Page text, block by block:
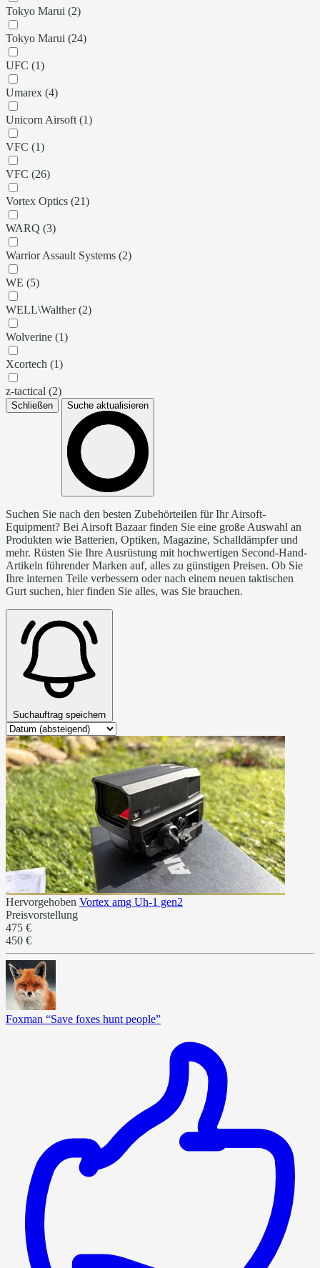
Tokyo Marui (2)
Tokyo Marui (24)
UFC (1)
Umarex (4)
Unicorn Airsoft (1)
VFC (1)
VFC (26)
Vortex Optics (21)
WARQ (3)
Warrior Assault Systems (2)
WE (5)
WELL\Walther (2)
Wolverine (1)
Xcortech (1)
z-tactical (2)
Schließen Suche aktualisieren
Suchen Sie nach den besten Zubehörteilen für Ihr Airsoft-
Equipment? Bei Airsoft Bazaar finden Sie eine große Auswahl an
Produkten wie Batterien, Optiken, Magazine, Schalldämpfer und
mehr. Rüsten Sie Ihre Ausrüstung mit hochwertigen Second-Hand-
Artikeln führender Marken auf, alles zu günstigen Preisen. Ob Sie
Ihre internen Teile verbessern oder nach einem neuen taktischen
Gurt suchen, hier finden Sie alles, was Sie brauchen.
Suchauftrag speichern
Hervorgehoben Vortex amg Uh-1 gen2
Preisvorstellung
475 €
450 €
Foxman “Save foxes hunt people”